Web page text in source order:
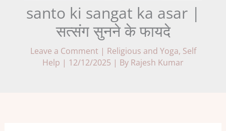
santo ki sangat ka asar |
सत्संग सुनने के फायदे
Leave a Comment | Religious and Yoga, Self
Help | 12/12/2025 | By Rajesh Kumar